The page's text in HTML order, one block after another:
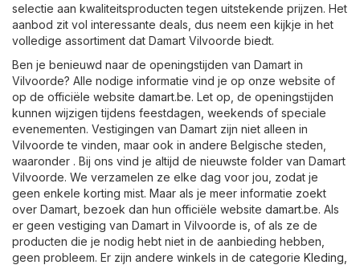
selectie aan kwaliteitsproducten tegen uitstekende prijzen. Het
aanbod zit vol interessante deals, dus neem een kijkje in het
volledige assortiment dat Damart Vilvoorde biedt.
Ben je benieuwd naar de openingstijden van Damart in
Vilvoorde? Alle nodige informatie vind je op onze website of
op de officiële website damart.be. Let op, de openingstijden
kunnen wijzigen tijdens feestdagen, weekends of speciale
evenementen. Vestigingen van Damart zijn niet alleen in
Vilvoorde te vinden, maar ook in andere Belgische steden,
waaronder . Bij ons vind je altijd de nieuwste folder van Damart
Vilvoorde. We verzamelen ze elke dag voor jou, zodat je
geen enkele korting mist. Maar als je meer informatie zoekt
over Damart, bezoek dan hun officiële website damart.be. Als
er geen vestiging van Damart in Vilvoorde is, of als ze de
producten die je nodig hebt niet in de aanbieding hebben,
geen probleem. Er zijn andere winkels in de categorie Kleding,